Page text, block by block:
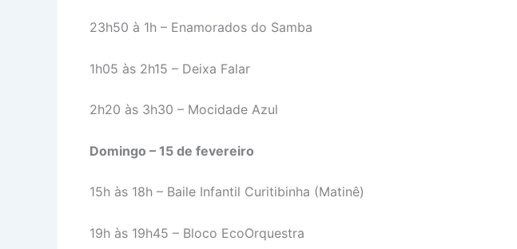
23h50 à 1h – Enamorados do Samba
1h05 às 2h15 – Deixa Falar
2h20 às 3h30 – Mocidade Azul
Domingo – 15 de fevereiro
15h às 18h – Baile Infantil Curitibinha (Matinê)
19h às 19h45 – Bloco EcoOrquestra